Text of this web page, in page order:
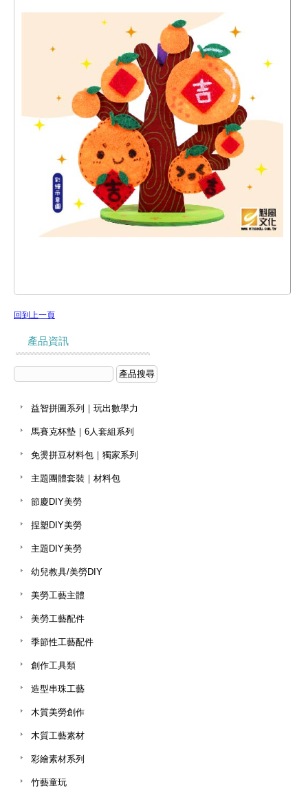
回到上一頁
產品資訊
益智拼圖系列｜玩出數學力
馬賽克杯墊｜6人套組系列
免燙拼豆材料包｜獨家系列
主題團體套裝｜材料包
節慶DIY美勞
捏塑DIY美勞
主題DIY美勞
幼兒教具/美勞DIY
美勞工藝主體
美勞工藝配件
季節性工藝配件
創作工具類
造型串珠工藝
木質美勞創作
木質工藝素材
彩繪素材系列
竹藝童玩